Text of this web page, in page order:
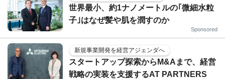
世界最小、約1ナノメートルの｢微細水粒
子｣はなぜ髪や肌を潤すのか
Sponsored
新規事業開発を経営アジェンダへ
スタートアップ探索からM&Aまで、経営
戦略の実装を支援するAT PARTNERS